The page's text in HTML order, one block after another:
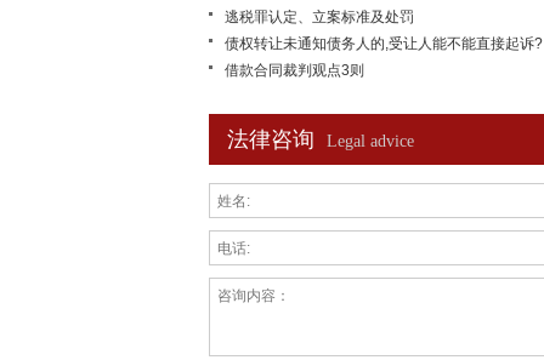
逃税罪认定、立案标准及处罚
债权转让未通知债务人的,受让人能不能直接起诉?
借款合同裁判观点3则
法律咨询 Legal advice